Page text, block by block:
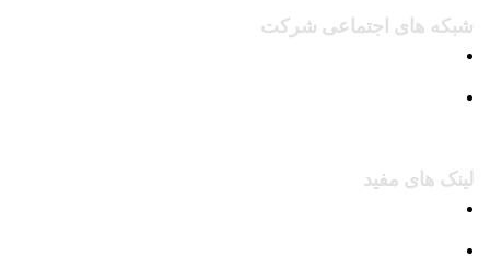
شبکه های اجتماعی شرکت
لینک های مفید